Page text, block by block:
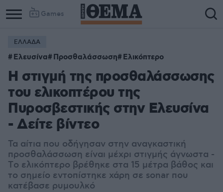
Games
ΕΛΛΑΔΑ
Ελευσίνα Προσθαλάσσωση Ελικόπτερο
Η στιγμή της προσθαλάσσωσης
του ελικοπτέρου της
Πυροσβεστικής στην Ελευσίνα
- Δείτε βίντεο
Τα αίτια που οδήγησαν στην αναγκαστική
προσθαλάσσωση είναι μέχρι στιγμής άγνωστα -
Tο ελικόπτερο βρέθηκε στα 15 μέτρα βάθος και
το σημείο εντοπίστηκε χάρη σε sonar που
κατέβασε ρυμουλκό